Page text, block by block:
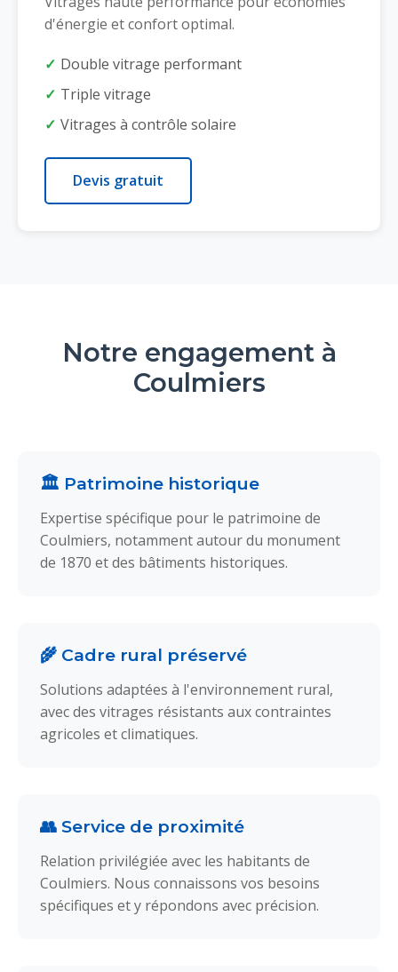
d'énergie et confort optimal.
Double vitrage performant
Triple vitrage
Vitrages à contrôle solaire
Devis gratuit
Notre engagement à
Coulmiers
🏛️ Patrimoine historique
Expertise spécifique pour le patrimoine de
Coulmiers, notamment autour du monument
de 1870 et des bâtiments historiques.
🌾 Cadre rural préservé
Solutions adaptées à l'environnement rural,
avec des vitrages résistants aux contraintes
agricoles et climatiques.
👥 Service de proximité
Relation privilégiée avec les habitants de
Coulmiers. Nous connaissons vos besoins
spécifiques et y répondons avec précision.